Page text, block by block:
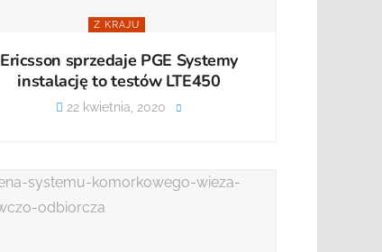
Z KRAJU
Ericsson sprzedaje PGE Systemy
instalację to testów LTE450
22 kwietnia, 2020